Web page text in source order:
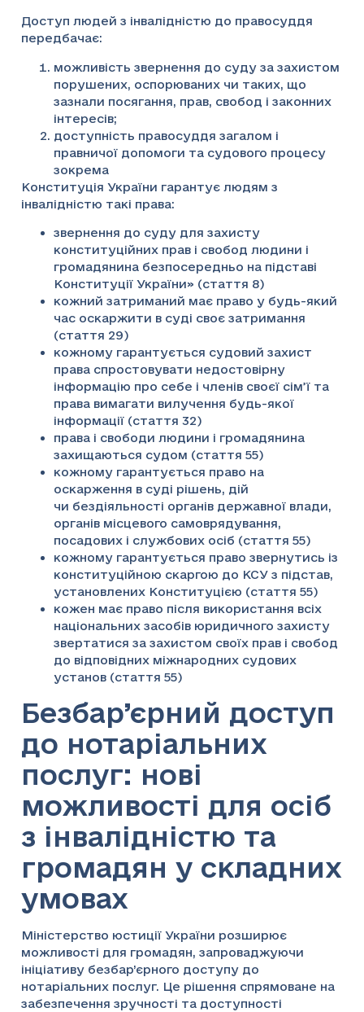
Доступ людей з інвалідністю до правосуддя
передбачає:
можливість звернення до суду за захистом
порушених, оспорюваних чи таких, що
зазнали посягання, прав, свобод і законних
інтересів;
доступність правосуддя загалом і
правничої допомоги та судового процесу
зокрема
Конституція України гарантує людям з
інвалідністю такі права:
звернення до суду для захисту
конституційних прав і свобод людини і
громадянина безпосередньо на підставі
Конституції України» (стаття 8)
кожний затриманий має право у будь-який
час оскаржити в суді своє затримання
(стаття 29)
кожному гарантується судовий захист
права спростовувати недостовірну
інформацію про себе і членів своєї сім’ї та
права вимагати вилучення будь-якої
інформації (стаття 32)
права і свободи людини і громадянина
захищаються судом (стаття 55)
кожному гарантується право на
оскарження в суді рішень, дій
чи бездіяльності органів державної влади,
органів місцевого самоврядування,
посадових і службових осіб (стаття 55)
кожному гарантується право звернутись із
конституційною скаргою до КСУ з підстав,
установлених Конституцією (стаття 55)
кожен має право після використання всіх
національних засобів юридичного захисту
звертатися за захистом своїх прав і свобод
до відповідних міжнародних судових
установ (стаття 55)
Безбар’єрний доступ
до нотаріальних
послуг: нові
можливості для осіб
з інвалідністю та
громадян у складних
умовах
Міністерство юстиції України розширює
можливості для громадян, запроваджуючи
ініціативу безбар’єрного доступу до
нотаріальних послуг. Це рішення спрямоване на
забезпечення зручності та доступності